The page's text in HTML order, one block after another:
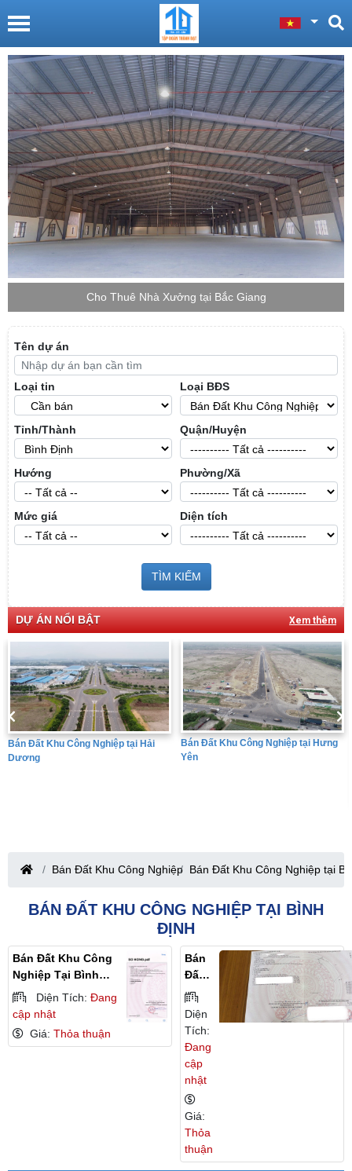
Cho Thuê Nhà Xưởng tại Bắc Giang
Tên dự án
Loại tin Loại BĐS
Tỉnh/Thành Quận/Huyện
Hướng Phường/Xã
Mức giá Diện tích
TÌM KIẾM
DỰ ÁN NỔI BẬT Xem thêm
Bán Đất Khu Công Nghiệp tại Hải
Dương
Bán Đất Khu Công Nghiệp tại Hưng
Yên
Bán Đất Khu Công Nghiệp Bán Đất Khu Công Nghiệp tại
BÁN ĐẤT KHU CÔNG NGHIỆP TẠI BÌNH
ĐỊNH
Bán Đất Khu Công
Nghiệp Tại Bình
ĐịnhDiện Tích: Đang
cập nhật
Giá: Thỏa thuận
Bán
Đất
Khu
Côn
G
Nghi
Ệp
Tại
Nhơ
N
Bình
Định
Diện
Tích:
Đang
cập
nhật
Giá:
Thỏa
thuận